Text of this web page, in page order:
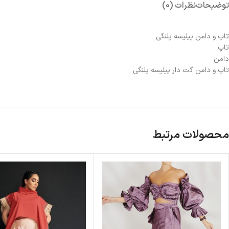
توضیحاتنظرات (0)
تاپ و دامن پیلیسه پلنگی
تاپ
دامن
تاپ و دامن گت دار پیلیسه پلنگی‌
محصولات مرتبط